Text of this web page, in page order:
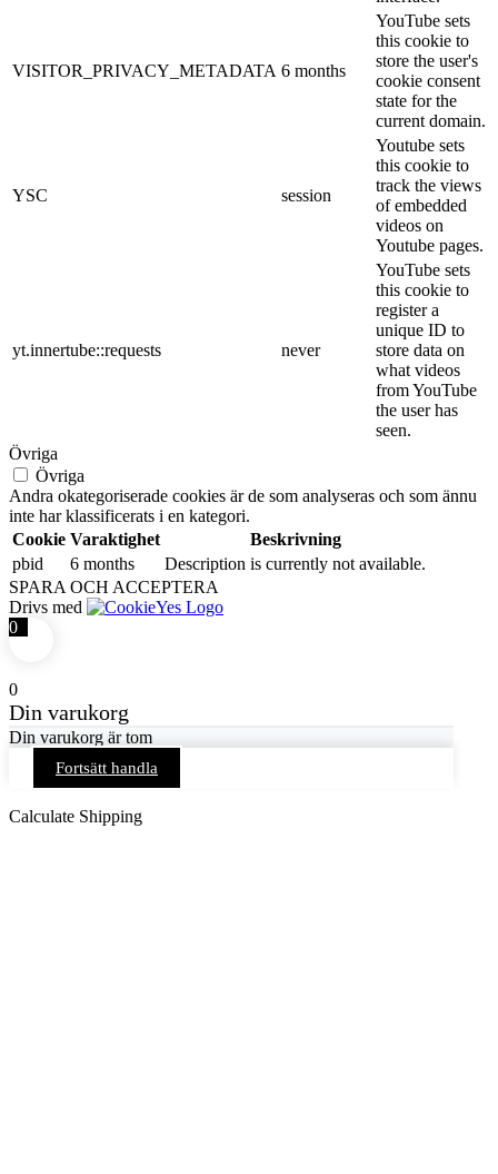
VISITOR_PRIVACY_METADATA 6 months
YouTube sets
this cookie to
store the user's
cookie consent
state for the
current domain.
YSC session
Youtube sets
this cookie to
track the views
of embedded
videos on
Youtube pages.
yt.innertube::requests never
YouTube sets
this cookie to
register a
unique ID to
store data on
what videos
from YouTube
the user has
seen.
Övriga
Övriga
Andra okategoriserade cookies är de som analyseras och som ännu
inte har klassificerats i en kategori.
Cookie Varaktighet
Beskrivning
pbid
6 months
Description is currently not available.
SPARA OCH ACCEPTERA
Drivs med
0
0
Din varukorg
Din varukorg är tom
Fortsätt handla
Calculate Shipping